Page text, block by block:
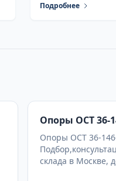
Подробнее
Опоры ОСТ 36-
Опоры ОСТ 36-
склада в Москве,